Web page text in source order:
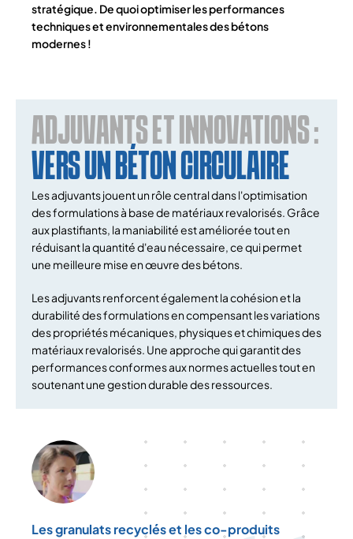
stratégique. De quoi optimiser les performances
techniques et environnementales des bétons
modernes !
ADJUVANTS ET INNOVATIONS :
VERS UN BÉTON CIRCULAIRE
Les adjuvants jouent un rôle central dans l'optimisation
des formulations à base de matériaux revalorisés. Grâce
aux plastifiants, la maniabilité est améliorée tout en
réduisant la quantité d'eau nécessaire, ce qui permet
une meilleure mise en œuvre des bétons.
Les adjuvants renforcent également la cohésion et la
durabilité des formulations en compensant les variations
des propriétés mécaniques, physiques et chimiques des
matériaux revalorisés. Une approche qui garantit des
performances conformes aux normes actuelles tout en
soutenant une gestion durable des ressources.
Les granulats recyclés et les co-produits